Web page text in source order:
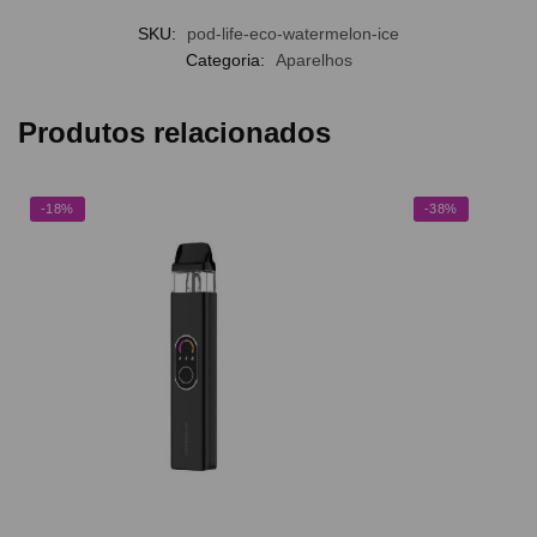
SKU:
pod-life-eco-watermelon-ice
Categoria:
Aparelhos
Produtos relacionados
-18% -38%